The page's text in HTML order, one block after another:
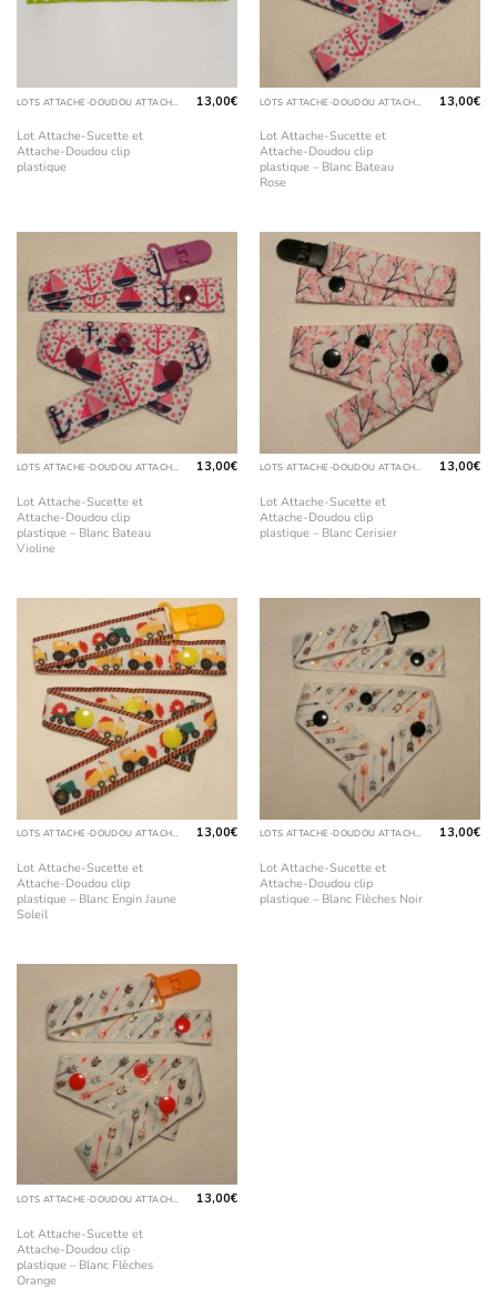
LOTS ATTACHE-DOUDOU ATTACHE-SUCETTE
Lot Attache-Sucette et
Attache-Doudou clip
plastique
13,00€ LOTS ATTACHE-DOUDOU ATTACHE-SUCETTE
Lot Attache-Sucette et
Attache-Doudou clip
plastique – Blanc Bateau
Rose
13,00€
LOTS ATTACHE-DOUDOU ATTACHE-SUCETTE
Lot Attache-Sucette et
Attache-Doudou clip
plastique – Blanc Bateau
Violine
13,00€ LOTS ATTACHE-DOUDOU ATTACHE-SUCETTE
Lot Attache-Sucette et
Attache-Doudou clip
plastique – Blanc Cerisier
13,00€
LOTS ATTACHE-DOUDOU ATTACHE-SUCETTE
Lot Attache-Sucette et
Attache-Doudou clip
plastique – Blanc Engin Jaune
Soleil
13,00€ LOTS ATTACHE-DOUDOU ATTACHE-SUCETTE
Lot Attache-Sucette et
Attache-Doudou clip
plastique – Blanc Flèches Noir
13,00€
LOTS ATTACHE-DOUDOU ATTACHE-SUCETTE
Lot Attache-Sucette et
Attache-Doudou clip
plastique – Blanc Flèches
Orange
13,00€